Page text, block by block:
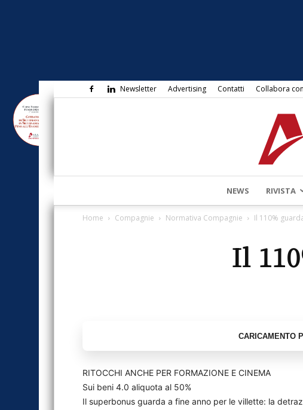
Newsletter Advertising Contatti Collabora
NEWS RIVISTA
Home Compagnie Normativa Compagnie Il 110%
Il
RITOCCHI ANCHE PER FORMAZIONE E CINEMA
Sui beni 4.0 aliquota al 50%
Il superbonus guarda a fine anno per le villette: la